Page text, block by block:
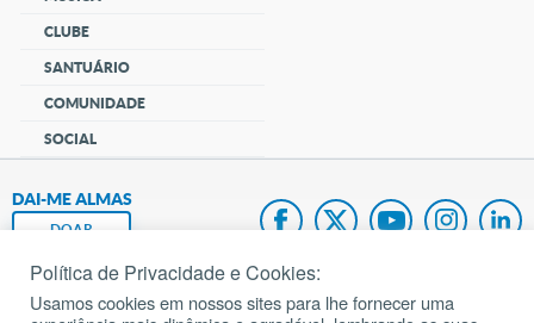
CLUBE
SANTUÁRIO
COMUNIDADE
SOCIAL
DAI-ME ALMAS
DOAR
Fundação João Paulo II
Política de Privacidade e Cookies:
Usamos cookies em nossos sites para lhe fornecer uma